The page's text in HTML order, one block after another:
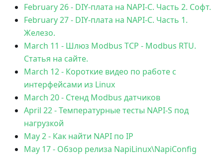
February 26- DIY-плата на NAPI-C. Часть 2. Софт.
February 27- DIY-плата на NAPI-C. Часть 1.
Железо.
March 11 - Шлюз Modbus TCP - Modbus RTU.
Статья на сайте.
March 12- Короткие видео по работе с
интерфейсами из Linux
March 20- Стенд Modbus датчиков
April 22-Температурные тесты NAPI-S под
нагрузкой
May 2- Как найти NAPI по IP
May 17- Обзор релиза NapiLinux\NapiConfig